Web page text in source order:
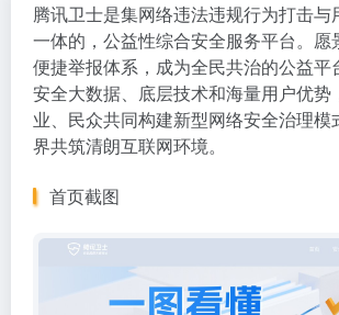
腾讯卫士是集网络违法违规行为打击与
一体的，公益性综合安全服务平台。愿
便捷举报体系，成为全民共治的公益平
安全大数据、底层技术和海量用户优势
业、民众共同构建新型网络安全治理模
界共筑清朗互联网环境。
首页截图